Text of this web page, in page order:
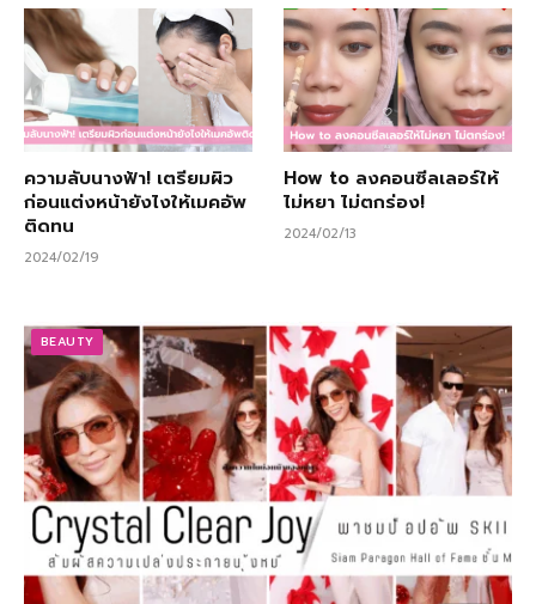
ความลับนางฟ้า! เตรียมผิว
ก่อนแต่งหน้ายังไงให้เมคอัพ
ติดทน
2024/02/19
How to ลงคอนซีลเลอร์ให้
ไม่หยา ไม่ตกร่อง!
2024/02/13
BEAUTY